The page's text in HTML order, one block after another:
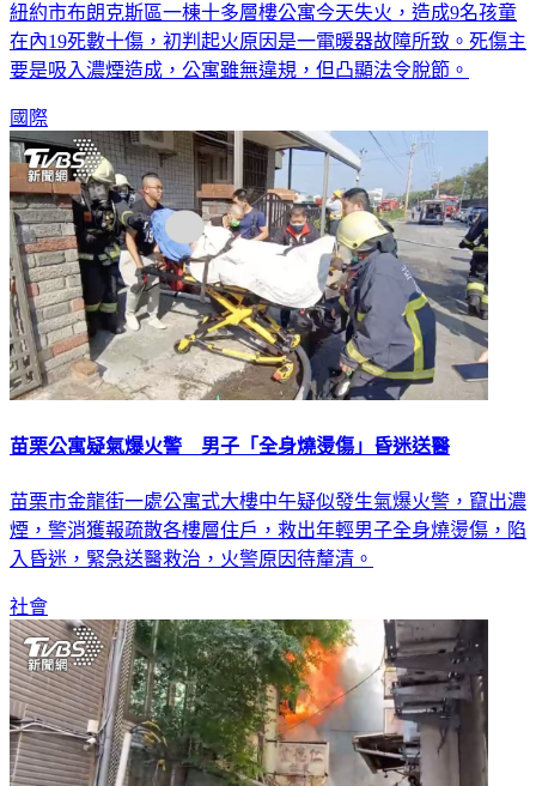
紐約市布朗克斯區一棟十多層樓公寓今天失火，造成9名孩童
在內19死數十傷，初判起火原因是一電暖器故障所致。死傷主
要是吸入濃煙造成，公寓雖無違規，但凸顯法令脫節。
國際
苗栗公寓疑氣爆火警 男子「全身燒燙傷」昏迷送醫
苗栗市金龍街一處公寓式大樓中午疑似發生氣爆火警，竄出濃
煙，警消獲報疏散各樓層住戶，救出年輕男子全身燒燙傷，陷
入昏迷，緊急送醫救治，火警原因待釐清。
社會